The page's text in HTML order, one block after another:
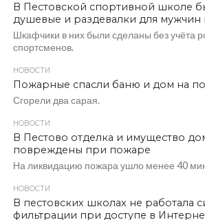
В Пестовской спортивной школе
душевые и раздевалки для
Шкафчики в них были сделаны без учёта
спортсменов.
НОВОСТИ
Пожарные спасли баню и дом на
Сгорели два сарая.
НОВОСТИ
В Пестово отделка и имущество
повреждены при пожаре
На ликвидацию пожара ушло менее 40
НОВОСТИ
В пестовских школах не работала
фильтрации при доступе в